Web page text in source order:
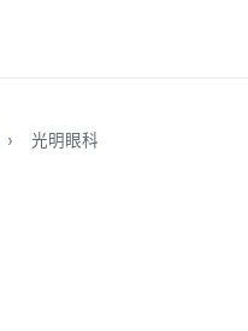
› 光明眼科